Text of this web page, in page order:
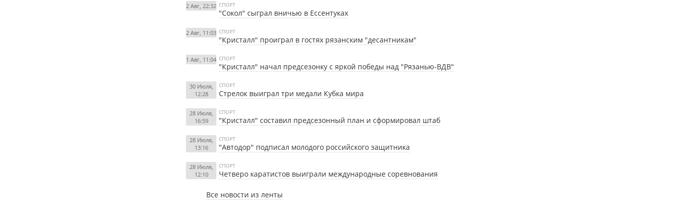
2 Авг, 22:32 СПОРТ
"Сокол" сыграл вничью в Ессентуках
2 Авг, 11:03 СПОРТ
"Кристалл" проиграл в гостях рязанским "десантникам"
1 Авг, 11:04 СПОРТ
"Кристалл" начал предсезонку с яркой победы над "Рязанью-ВДВ"
30 Июля,
12:28
СПОРТ
Стрелок выиграл три медали Кубка мира
28 Июля,
16:59
СПОРТ
"Кристалл" составил предсезонный план и сформировал штаб
28 Июля,
13:16
СПОРТ
"Автодор" подписал молодого российского защитника
28 Июля,
12:10
СПОРТ
Четверо каратистов выиграли международные соревнования
Все новости из ленты